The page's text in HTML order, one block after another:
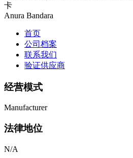
卡
Anura Bandara
首页
公司档案
联系我们
验证供应商
经营模式
Manufacturer
法律地位
N/A